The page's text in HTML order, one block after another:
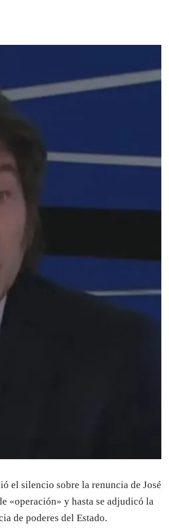
el silencio sobre la renuncia de José
«operación» y hasta se adjudicó la
de poderes del Estado.